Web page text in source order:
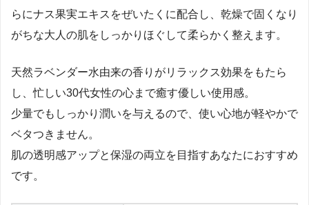
らにナス果実エキスをぜいたくに配合し、乾燥で固くなり
がちな大人の肌をしっかりほぐして柔らかく整えます。
天然ラベンダー水由来の香りがリラックス効果をもたら
し、忙しい30代女性の心まで癒す優しい使用感。
少量でもしっかり潤いを与えるので、使い心地が軽やかで
ベタつきません。
肌の透明感アップと保湿の両立を目指すあなたにおすすめ
です。